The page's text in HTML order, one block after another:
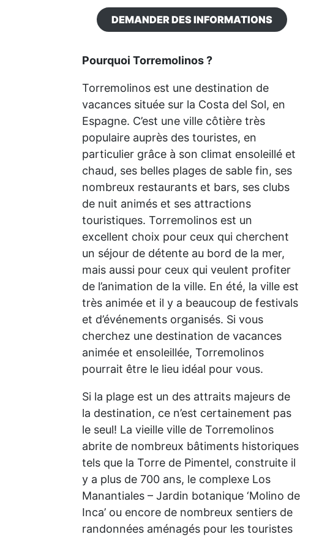
DEMANDER DES INFORMATIONS
Pourquoi Torremolinos ?
Torremolinos est une destination de
vacances située sur la Costa del Sol, en
Espagne. C’est une ville côtière très
populaire auprès des touristes, en
particulier grâce à son climat ensoleillé et
chaud, ses belles plages de sable fin, ses
nombreux restaurants et bars, ses clubs
de nuit animés et ses attractions
touristiques. Torremolinos est un
excellent choix pour ceux qui cherchent
un séjour de détente au bord de la mer,
mais aussi pour ceux qui veulent profiter
de l’animation de la ville. En été, la ville est
très animée et il y a beaucoup de festivals
et d’événements organisés. Si vous
cherchez une destination de vacances
animée et ensoleillée, Torremolinos
pourrait être le lieu idéal pour vous.
Si la plage est un des attraits majeurs de
la destination, ce n’est certainement pas
le seul! La vieille ville de Torremolinos
abrite de nombreux bâtiments historiques
tels que la Torre de Pimentel, construite il
y a plus de 700 ans, le complexe Los
Manantiales – Jardin botanique ‘Molino de
Inca’ ou encore de nombreux sentiers de
randonnées aménagés pour les touristes